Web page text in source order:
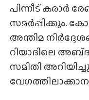
പിന്നീട് കരാർ
സമർപ്പിക്കും.
അന്തിമ
റിയാദിലെ
സമിതി